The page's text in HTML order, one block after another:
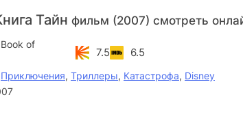
Тайн фильм (2007) смотреть
of
7.5 6.5
Приключения, Триллеры, Катастрофа, Disney